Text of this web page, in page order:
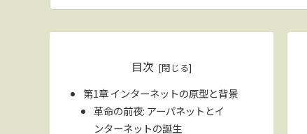
目次
第1章 インターネットの原型と背景
革命の前夜: アーパネットとイ
ンターネットの誕生